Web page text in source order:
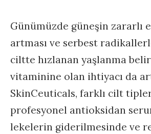
Günümüzde güneşin zararlı
artması ve serbest
ciltte hızlanan yaşlanma
vitaminine olan ihtiyacı da
SkinCeuticals, farklı cilt
profesyonel antioksidan
lekelerin giderilmesinde ve